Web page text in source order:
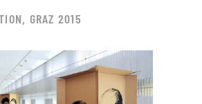
GRAZ 2015